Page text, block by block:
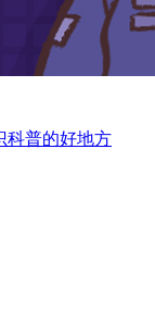
科普的好地方